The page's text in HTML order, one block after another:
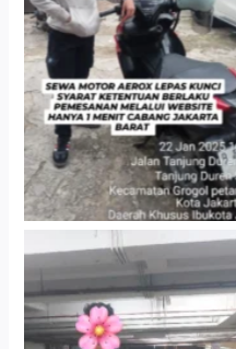
Cabang Jakarta Barat